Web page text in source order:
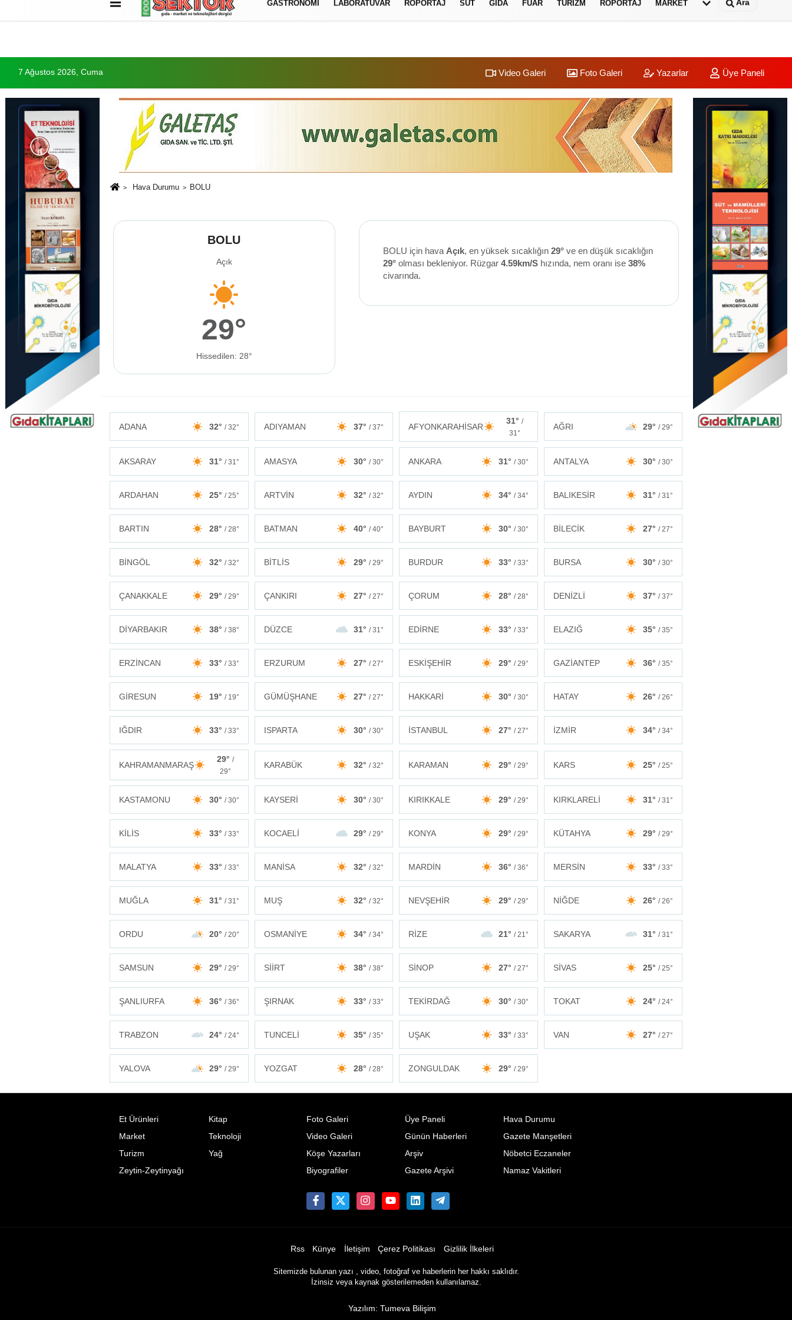
İletişim Çerez Politikası
GASTRONOMI LABORATUVAR RÖPORTAJ SÜT GIDA FUAR TURIZM RÖPORTAJ MARKET Ara
7 Ağustos 2026, Cuma Video Galeri Foto Galeri Yazarlar Üye Paneli
Hava Durumu BOLU
BOLU
Açık
29°
Hissedilen: 28°
BOLU için hava Açık, en yüksek sıcaklığın 29°ve en düşük sıcaklığın
29°olması bekleniyor. Rüzgar 4.59km/Shızında, nem oranı ise 38%
civarında.
ADANA 32° / 32° ADIYAMAN 37° / 37° AFYONKARAHİSAR
31° /
31°
AĞRI 29° / 29°
AKSARAY 31° / 31° AMASYA 30° / 30° ANKARA 31° / 30° ANTALYA 30° / 30°
ARDAHAN 25° / 25° ARTVİN 32° / 32° AYDIN 34° / 34° BALIKESİR 31° / 31°
BARTIN 28° / 28° BATMAN 40° / 40° BAYBURT 30° / 30° BİLECİK 27° / 27°
BİNGÖL 32° / 32° BİTLİS 29° / 29° BURDUR 33° / 33° BURSA 30° / 30°
ÇANAKKALE 29° / 29° ÇANKIRI 27° / 27° ÇORUM 28° / 28° DENİZLİ 37° / 37°
DİYARBAKIR 38° / 38° DÜZCE 31° / 31° EDİRNE 33° / 33° ELAZIĞ 35° / 35°
ERZİNCAN 33° / 33° ERZURUM 27° / 27° ESKİŞEHİR 29° / 29° GAZİANTEP 36° / 35°
GİRESUN 19° / 19° GÜMÜŞHANE 27° / 27° HAKKARİ 30° / 30° HATAY 26° / 26°
IĞDIR 33° / 33° ISPARTA 30° / 30° İSTANBUL 27° / 27° İZMİR 34° / 34°
KAHRAMANMARAŞ
29° /
29°
KARABÜK 32° / 32° KARAMAN 29° / 29° KARS 25° / 25°
KASTAMONU 30° / 30° KAYSERİ 30° / 30° KIRIKKALE 29° / 29° KIRKLARELİ 31° / 31°
KİLİS 33° / 33° KOCAELİ 29° / 29° KONYA 29° / 29° KÜTAHYA 29° / 29°
MALATYA 33° / 33° MANİSA 32° / 32° MARDİN 36° / 36° MERSİN 33° / 33°
MUĞLA 31° / 31° MUŞ 32° / 32° NEVŞEHİR 29° / 29° NİĞDE 26° / 26°
ORDU 20° / 20° OSMANİYE 34° / 34° RİZE 21° / 21° SAKARYA 31° / 31°
SAMSUN 29° / 29° SİİRT 38° / 38° SİNOP 27° / 27° SİVAS 25° / 25°
ŞANLIURFA 36° / 36° ŞIRNAK 33° / 33° TEKİRDAĞ 30° / 30° TOKAT 24° / 24°
TRABZON 24° / 24° TUNCELİ 35° / 35° UŞAK 33° / 33° VAN 27° / 27°
YALOVA 29° / 29° YOZGAT 28° / 28° ZONGULDAK 29° / 29°
Et Ürünleri
Kitap
Market
Teknoloji
Turizm
Yağ
Zeytin-Zeytinyağı
Foto Galeri
Video Galeri
Köşe Yazarları
Biyografiler
Üye Paneli
Günün Haberleri
Arşiv
Gazete Arşivi
Hava Durumu
Gazete Manşetleri
Nöbetci Eczaneler
Namaz Vakitleri
Rss Künye İletişim Çerez Politikası Gizlilik İlkeleri
Sitemizde bulunan yazı , video, fotoğraf ve haberlerin her hakkı saklıdır.
İzinsiz veya kaynak gösterilemeden kullanılamaz.
Yazılım: Tumeva Bilişim